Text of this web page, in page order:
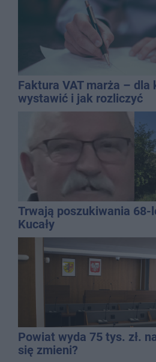
Faktura VAT marża – dla
wystawić i jak rozliczyć
Trwają poszukiwania 68-
Kucały
Powiat wyda 75 tys. zł.
się zmieni?